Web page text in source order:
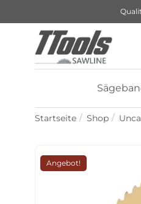
Startseite Shop
Angebot!